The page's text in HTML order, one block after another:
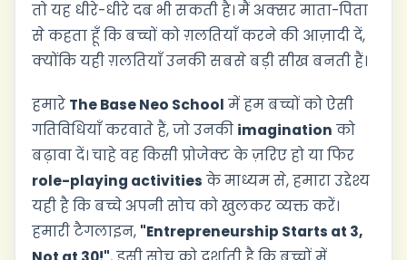
तो यह धीरे-धीरे दब भी सकती है। मैं अक्सर माता-पिता
से कहता हूँ कि बच्चों को ग़लतियाँ करने की आज़ादी दें,
क्योंकि यही ग़लतियाँ उनकी सबसे बड़ी सीख बनती हैं।
हमारे The Base Neo School में हम बच्चों को ऐसी
गतिविधियाँ करवाते हैं, जो उनकी imagination को
बढ़ावा दें। चाहे वह किसी प्रोजेक्ट के ज़रिए हो या फिर
role-playing activities के माध्यम से, हमारा उद्देश्य
यही है कि बच्चे अपनी सोच को खुलकर व्यक्त करें।
हमारी टैगलाइन, "Entrepreneurship Starts at 3,